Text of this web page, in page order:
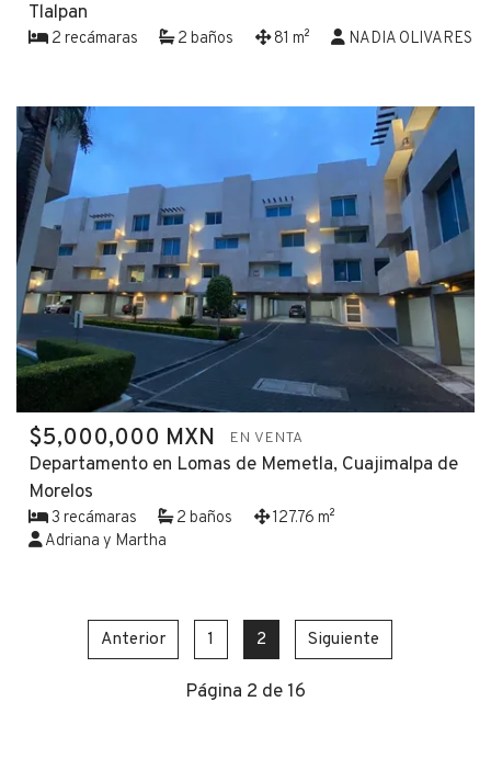
Tlalpan
2 recámaras 2 baños 81 m² NADIA OLIVARES
$5,000,000 MXN EN VENTA
Departamento en Lomas de Memetla, Cuajimalpa de
Morelos
3 recámaras 2 baños
127.76 m²
Adriana y Martha
Anterior 1 2 Siguiente
Página 2 de 16